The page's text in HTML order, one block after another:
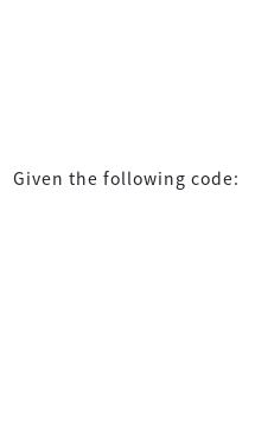
Given the following code: